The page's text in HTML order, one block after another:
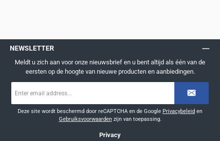
NEWSLETTER
Meldt u zich aan voor onze nieuwsbrief en u bent altijd als één van de
eersten op de hoogte van nieuwe producten en aanbiedingen.
mailadres
Deze site wordt beschermd door reCAPTCHA en de Google Privacybeleid en
Gebruiksvoorwaardenzijn van toepassing.
Privacy